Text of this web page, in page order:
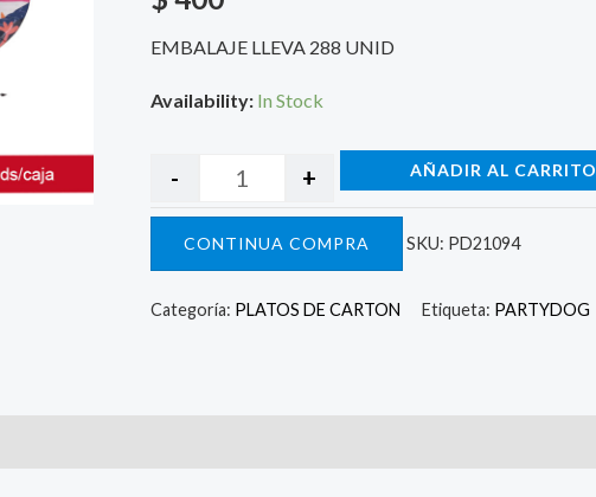
EMBALAJE LLEVA 288 UNID
Availability: In Stock
- + AÑADIR AL CARRITO
CONTINUA COMPRA SKU: PD21094
Categoría: PLATOS DE CARTON Etiqueta: PARTYDOG